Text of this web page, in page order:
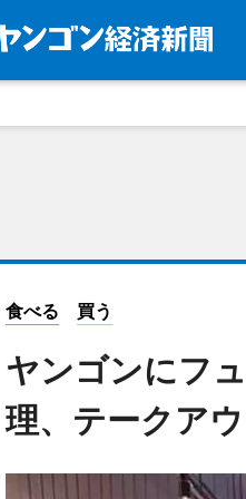
食べる 買う
ヤンゴンにフ
理、テークア